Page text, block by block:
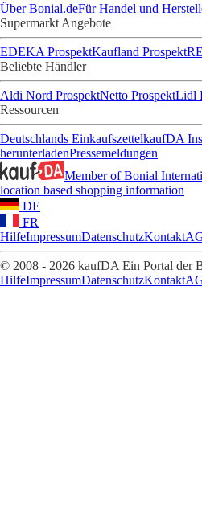
Über Bonial.deFür Handel und
Supermarkt Angebote
EDEKA ProspektKaufland Prospekt
Beliebte Händler
Aldi Nord ProspektNetto ProspektLidl
Ressourcen
Deutschlands EinkaufszettelkaufDA
herunterladenPressemeldungen
Member of Bonial
location based shopping information
DE
FR
HilfeImpressumDatenschutzKontakt
© 2008 - 2026 kaufDA Ein Portal der
HilfeImpressumDatenschutzKontakt